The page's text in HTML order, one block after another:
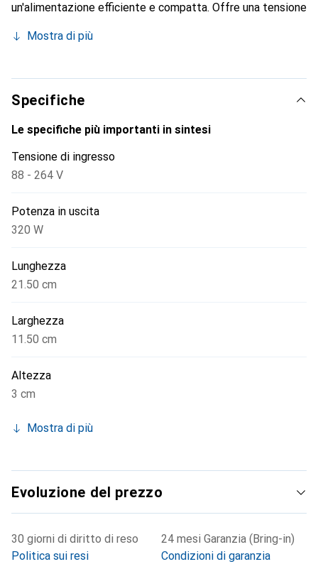
un'alimentazione efficiente e compatta. Offre una tensione
rendendolo una soluzione potente per molte applicazioni
(PFC) garantisce un'efficienza energetica migliorata,
mentre la ventola integrata assicura un raffreddamento
efficace. L'alimentatore è dotato di vari meccanismi di
protezione, tra cui protezione da cortocircuito,
sicure e stabili. L'uso di morsetti a vite consente una
connessione semplice e sicura ai dispositivi collegati.
Mostra di più
Specifiche
Le specifiche più importanti in sintesi
Tensione di ingresso
88 - 264 V
Potenza in uscita
320 W
Lunghezza
21.50 cm
Larghezza
11.50 cm
Altezza
3 cm
Mostra di più
Evoluzione del prezzo
30 giorni di diritto di reso
Politica sui resi
24 mesi Garanzia (Bring-in)
Condizioni di garanzia